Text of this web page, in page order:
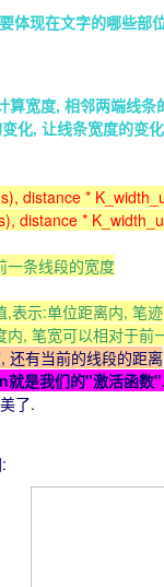
体现在文字的哪些部
宽度, 相邻两端线
化, 让线条宽度的变
distance *
distance *
线段的宽度
离内, 笔迹的线
可以相对于前一
还有当前的线段的距离
是我们的"激活函数
了.